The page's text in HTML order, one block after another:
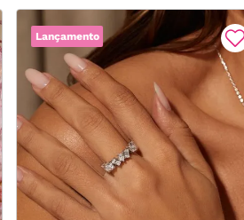
Lançamento